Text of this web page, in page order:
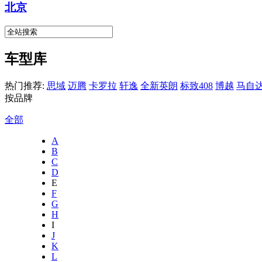
北京
车型库
热门推荐: 思域 迈腾 卡罗拉 轩逸 全新英朗 标致408 博越 马自
按品牌
全部
A
B
C
D
E
F
G
H
I
J
K
L